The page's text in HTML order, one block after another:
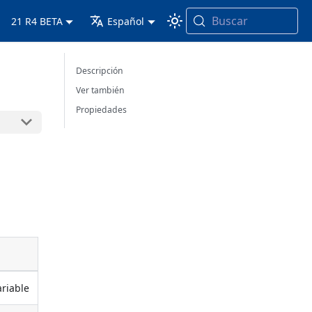
21 R4 BETA Español Buscar
Descripción
Ver también
Propiedades